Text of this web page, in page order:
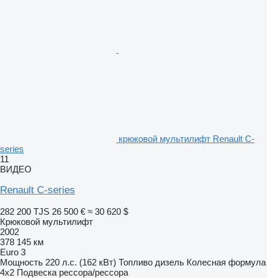
крюковой мультилифт Renault C-
series
11
ВИДЕО
Renault C-series
282 200 TJS 26 500 € ≈ 30 620 $
Крюковой мультилифт
2002
378 145 км
Euro 3
Мощность 220 л.с. (162 кВт) Топливо дизель Колесная формула
4x2 Подвеска рессора/рессора